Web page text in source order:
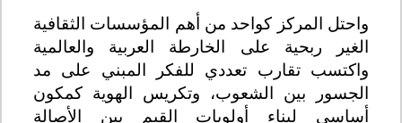
واحتل المركز كواحد من أهم المؤسسات الثقافية
الغير ربحية على الخارطة العربية والعالمية
واكتسب تقارب تعددي للفكر المبني على مد
الجسور بين الشعوب، وتكريس الهوية كمكون
أساسي لبناء أولويات القيم بين الأصالة